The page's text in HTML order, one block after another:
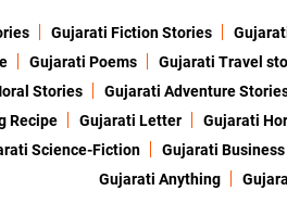
Gujarati Fiction Stories
Gujarati Poems Gujarati Travel
Stories Gujarati Adventure
Recipe Gujarati Letter Gujarati
Science-Fiction Gujarati Business
Gujarati Anything